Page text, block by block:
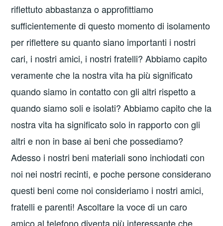
riflettuto abbastanza o approfittiamo
sufficientemente di questo momento di isolamento
per riflettere su quanto siano importanti i nostri
cari, i nostri amici, i nostri fratelli? Abbiamo capito
veramente che la nostra vita ha più significato
quando siamo in contatto con gli altri rispetto a
quando siamo soli e isolati? Abbiamo capito che la
nostra vita ha significato solo in rapporto con gli
altri e non in base ai beni che possediamo?
Adesso i nostri beni materiali sono inchiodati con
noi nei nostri recinti, e poche persone considerano
questi beni come noi consideriamo i nostri amici,
fratelli e parenti! Ascoltare la voce di un caro
amico al telefono diventa più interessante che